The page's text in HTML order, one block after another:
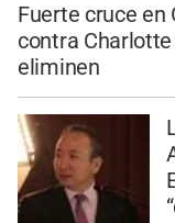
Fuerte cruce en
contra
eliminen